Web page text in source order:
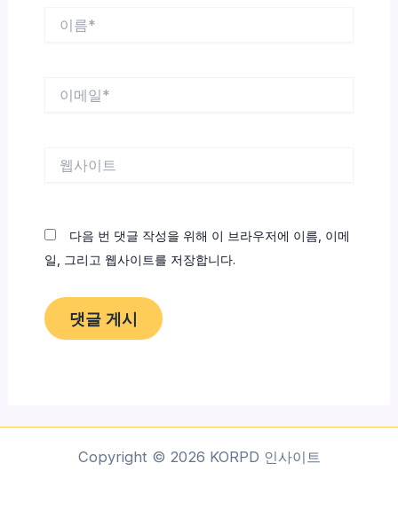
다음 번 댓글 작성을 위해 이 브라우저에 이름, 이메
일, 그리고 웹사이트를 저장합니다.
Copyright © 2026 KORPD 인사이트